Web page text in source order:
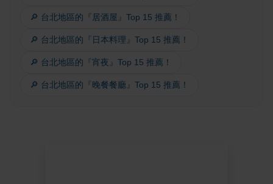
🔎 台北地區的『居酒屋』Top 15 推薦！
🔎 台北地區的『日本料理』Top 15 推薦！
🔎 台北地區的『宵夜』Top 15 推薦！
🔎 台北地區的『晚餐餐廳』Top 15 推薦！